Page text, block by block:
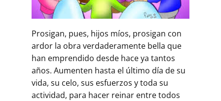
Buscar
Prosigan, pues, hijos míos, prosigan con
ardor la obra verdaderamente bella que
han emprendido desde hace ya tantos
años. Aumenten hasta el último día de su
vida, su celo, sus esfuerzos y toda su
actividad, para hacer reinar entre todos